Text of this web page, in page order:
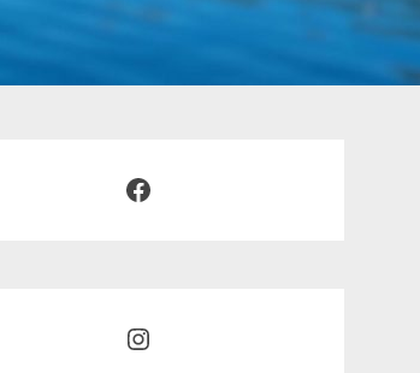
Facebook
Instagram